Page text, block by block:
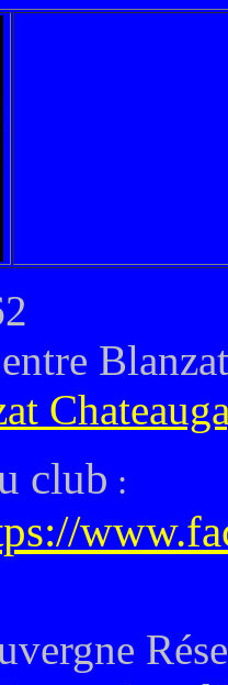
club :